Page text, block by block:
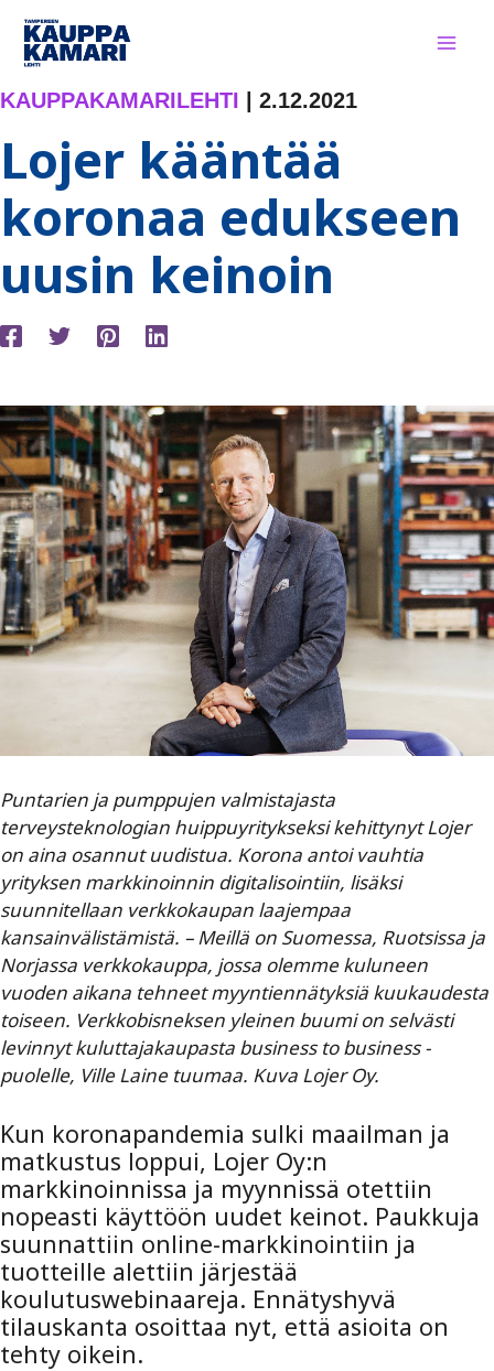
Siirry
sisältöön
KAUPPAKAMARILEHTI 2.12.2021
Lojer kääntää
koronaa edukseen
uusin keinoin
Puntarien ja pumppujen valmistajasta
terveysteknologian huippuyritykseksi kehittynyt Lojer
on aina osannut uudistua. Korona antoi vauhtia
yrityksen markkinoinnin digitalisointiin, lisäksi
suunnitellaan verkkokaupan laajempaa
kansainvälistämistä. – Meillä on Suomessa, Ruotsissa ja
Norjassa verkkokauppa, jossa olemme kuluneen
vuoden aikana tehneet myyntiennätyksiä kuukaudesta
toiseen. Verkkobisneksen yleinen buumi on selvästi
levinnyt kuluttajakaupasta business to business -
puolelle, Ville Laine tuumaa. Kuva Lojer Oy.
Kun koronapandemia sulki maailman ja
matkustus loppui, Lojer Oy:n
markkinoinnissa ja myynnissä otettiin
nopeasti käyttöön uudet keinot. Paukkuja
suunnattiin online-markkinointiin ja
tuotteille alettiin järjestää
koulutuswebinaareja. Ennätyshyvä
tilauskanta osoittaa nyt, että asioita on
tehty oikein.